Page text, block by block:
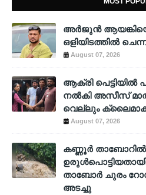
അര്‍ജുന്‍
ഒളിയിടത്തില്‍
August 07, 2026
ആക്രി പെട്ടിയിൽ
നൽകി അസീസ്
വെല്ലും
August 07, 2026
കണ്ണൂർ താബോറിൽ
താബോർ ചുരം
അടച്ചു